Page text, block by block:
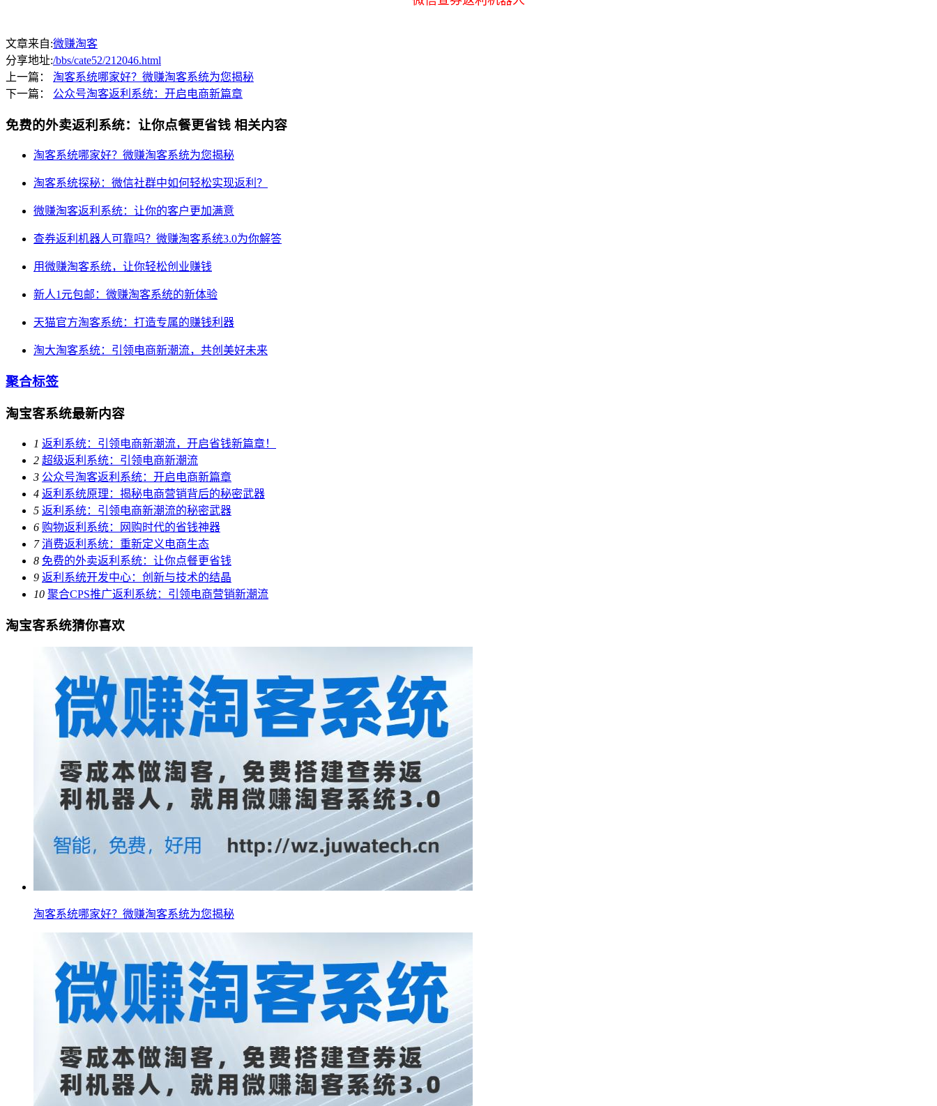
文章来自:微赚淘客
分享地址:/bbs/cate52/212046.html
上一篇： 淘客系统哪家好？微赚淘客系统为您揭秘
下一篇： 公众号淘客返利系统：开启电商新篇章
免费的外卖返利系统：让你点餐更省钱 相关内容
淘客系统哪家好？微赚淘客系统为您揭秘
淘客系统探秘：微信社群中如何轻松实现返利？
微赚淘客返利系统：让你的客户更加满意
查券返利机器人可靠吗？微赚淘客系统3.0为你解答
用微赚淘客系统，让你轻松创业赚钱
新人1元包邮：微赚淘客系统的新体验
天猫官方淘客系统：打造专属的赚钱利器
淘大淘客系统：引领电商新潮流，共创美好未来
聚合标签
淘宝客系统最新内容
1 返利系统：引领电商新潮流，开启省钱新篇章！
2 超级返利系统：引领电商新潮流
3 公众号淘客返利系统：开启电商新篇章
4 返利系统原理：揭秘电商营销背后的秘密武器
5 返利系统：引领电商新潮流的秘密武器
6 购物返利系统：网购时代的省钱神器
7 消费返利系统：重新定义电商生态
8 免费的外卖返利系统：让你点餐更省钱
9 返利系统开发中心：创新与技术的结晶
10 聚合CPS推广返利系统：引领电商营销新潮流
淘宝客系统猜你喜欢
淘客系统哪家好？微赚淘客系统为您揭秘